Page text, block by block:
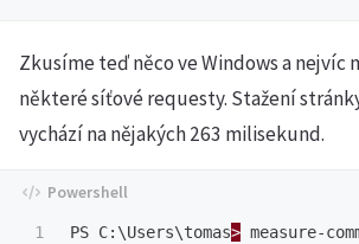
Zkusíme teď něco ve Windows a nejvíc
některé síťové requesty. Stažení
vychází na nějakých 263 milisekund.
1
PS C:\Users\tomas> measure-